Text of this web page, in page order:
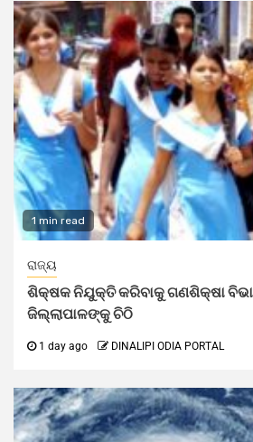
1 min read
ରାଜ୍ୟ
ଶିକ୍ଷକ ନିଯୁକ୍ତି କରିବାକୁ ଗଣଶିକ୍ଷା
ଜିଲ୍ଲାପାଳଙ୍କୁ ଚିଠି
1 day ago DINALIPI ODIA PORTAL